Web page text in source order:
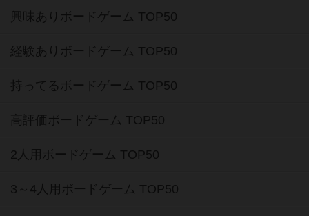
興味ありボードゲーム TOP50
経験ありボードゲーム TOP50
持ってるボードゲーム TOP50
高評価ボードゲーム TOP50
2人用ボードゲーム TOP50
3～4人用ボードゲーム TOP50